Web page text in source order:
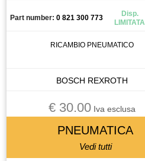
Part number: 0 821 300 773
Disp.
LIMITATA
RICAMBIO PNEUMATICO
BOSCH REXROTH
€ 30.00Iva esclusa
PNEUMATICA
Vedi tutti